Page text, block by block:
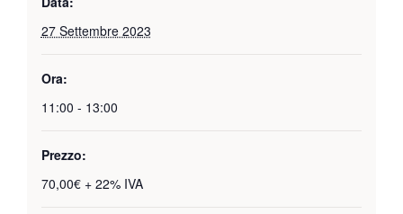
27 Settembre 2023
Ora:
11:00 - 13:00
Prezzo:
70,00€ + 22% IVA